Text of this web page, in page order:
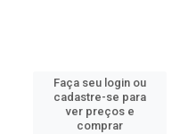
Faça seu login ou
cadastre-se para
ver preços e
comprar